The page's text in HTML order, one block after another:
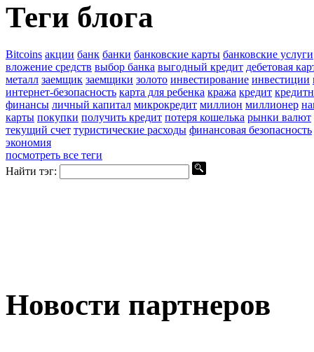
Теги блога
Bitcoins акции банк банки банковские карты банковские услуги
вложение средств выбор банка выгодный кредит дебетовая
металл заемщик заемщики золото инвестирование инвестиции
интернет-безопасность карта для ребенка кража кредит
финансы личный капитал микрокредит миллион миллионер
карты покупки получить кредит потеря кошелька рынки валют
текущий счет туристические расходы финансовая безопасность
экономия
посмотреть все теги
Найти тэг:
Новости партнеров